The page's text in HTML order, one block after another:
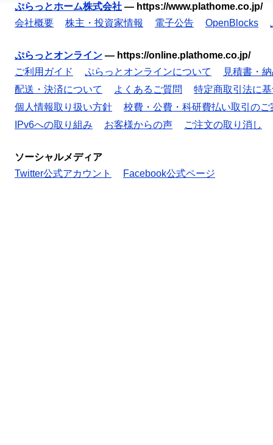
ぷらっとホーム株式会社 — https://www.plathome.co.jp/
会社概要
株主・投資家情報 電子公告 OpenBlocks
ぷらっとオンライン — https://online.plathome.co.jp/
ご利用ガイド
ぷらっとオンラインについて
見積書・
配送・決済について
よくあるご質問
特定商取引法に
個人情報取り扱い方針
校費・公費・科研費払い取引のご
IPv6への取り組み
お客様からの声 ご注文の取り消し
ソーシャルメディア
Twitter公式アカウント
Facebook公式ページ